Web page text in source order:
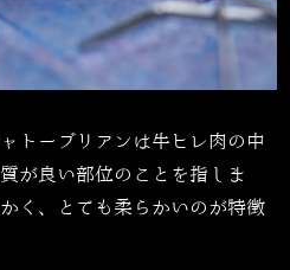
トーブリアンは牛ヒレ肉の中
が良い部位のことを指しま
く、とても柔らかいのが特徴